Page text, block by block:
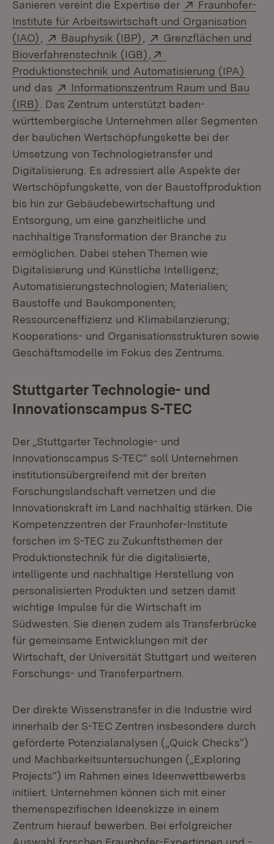
Sanieren vereint die Expertise der Extern:
Fraunhofer-
Institute für Arbeitswirtschaft und Organisation
(IAO) (Öffnet in neuem Fenster)
Extern:
Bauphysik (IBP) (Öffnet in neuem Fenster)
Extern:
Grenzflächen und
Bioverfahrenstechnik (IGB) (Öffnet in neuem
Produktionstechnik und Automatisierung (IPA)
und das
Extern:
Informationszentrum Raum und Bau
(IRB) (Öffnet in neuem Fenster)
. Das Zentrum unterstützt baden-
württembergische Unternehmen aller Segmenten
der baulichen Wertschöpfungskette bei der
Umsetzung von Technologietransfer und
Digitalisierung. Es adressiert alle Aspekte der
Wertschöpfungskette, von der Baustoffproduktion
bis hin zur Gebäudebewirtschaftung und
Entsorgung, um eine ganzheitliche und
nachhaltige Transformation der Branche zu
ermöglichen. Dabei stehen Themen wie
Digitalisierung und Künstliche Intelligenz;
Automatisierungstechnologien; Materialien;
Baustoffe und Baukomponenten;
Ressourceneffizienz und Klimabilanzierung;
Kooperations- und Organisationsstrukturen sowie
Geschäftsmodelle im Fokus des Zentrums.
Stuttgarter Technologie- und
Innovationscampus S-TEC
Der „Stuttgarter Technologie- und
Innovationscampus S-TEC“ soll Unternehmen
institutionsübergreifend mit der breiten
Forschungslandschaft vernetzen und die
Innovationskraft im Land nachhaltig stärken. Die
Kompetenzzentren der Fraunhofer-Institute
forschen im S-TEC zu Zukunftsthemen der
Produktionstechnik für die digitalisierte,
intelligente und nachhaltige Herstellung von
personalisierten Produkten und setzen damit
wichtige Impulse für die Wirtschaft im
Südwesten. Sie dienen zudem als Transferbrücke
für gemeinsame Entwicklungen mit der
Wirtschaft, der Universität Stuttgart und weiteren
Forschungs- und Transferpartnern.
Der direkte Wissenstransfer in die Industrie wird
innerhalb der S-TEC Zentren insbesondere durch
geförderte Potenzialanalysen („Quick Checks“)
und Machbarkeitsuntersuchungen („Exploring
Projects“) im Rahmen eines Ideenwettbewerbs
initiiert. Unternehmen können sich mit einer
themenspezifischen Ideenskizze in einem
Zentrum hierauf bewerben. Bei erfolgreicher